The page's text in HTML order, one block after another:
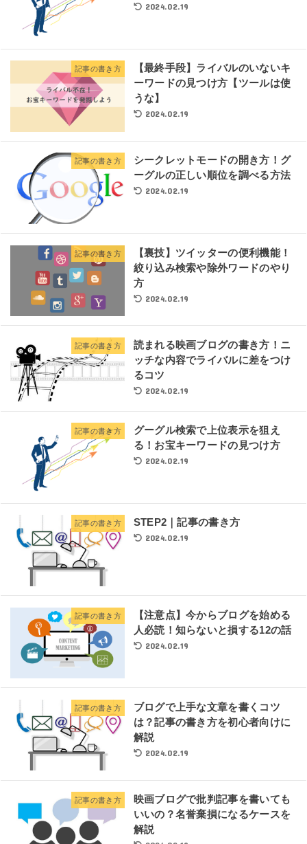
2024.02.19
記事の書き方
【最終手段】ライバルのいないキ
ーワードの見つけ方【ツールは使
うな】
2024.02.19
記事の書き方
シークレットモードの開き方！グ
ーグルの正しい順位を調べる方法
2024.02.19
記事の書き方
【裏技】ツイッターの便利機能！
絞り込み検索や除外ワードのやり
方
2024.02.19
記事の書き方
読まれる映画ブログの書き方！ニ
ッチな内容でライバルに差をつけ
るコツ
2024.02.19
記事の書き方
グーグル検索で上位表示を狙え
る！お宝キーワードの見つけ方
2024.02.19
記事の書き方 STEP2｜記事の書き方
2024.02.19
記事の書き方
【注意点】今からブログを始める
人必読！知らないと損する12の話
2024.02.19
記事の書き方
ブログで上手な文章を書くコツ
は？記事の書き方を初心者向けに
解説
2024.02.19
記事の書き方
映画ブログで批判記事を書いても
いいの？名誉棄損になるケースを
解説